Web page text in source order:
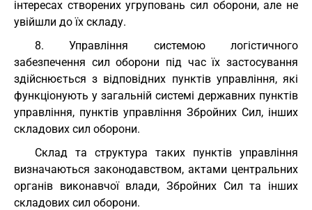
інтересах створених угруповань сил оборони, але не
увійшли до їх складу.
8. Управління системою логістичного
забезпечення сил оборони під час їх застосування
здійснюється з відповідних пунктів управління, які
функціонують у загальній системі державних пунктів
управління, пунктів управління Збройних Сил, інших
складових сил оборони.
Склад та структура таких пунктів управління
визначаються законодавством, актами центральних
органів виконавчої влади, Збройних Сил та інших
складових сил оборони.